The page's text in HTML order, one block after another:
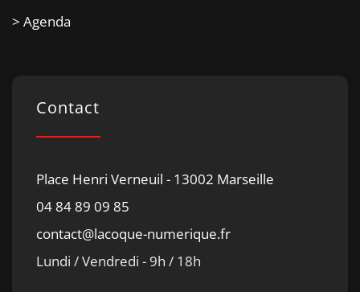
> Agenda
Contact
Place Henri Verneuil - 13002 Marseille
04 84 89 09 85
contact@lacoque-numerique.fr
Lundi / Vendredi - 9h / 18h